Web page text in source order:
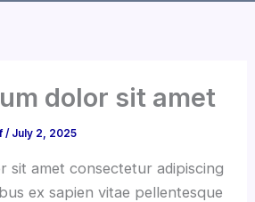
dolor sit amet
/ July 2, 2025
sit amet consectetur adipiscing
ex sapien vitae pellentesque